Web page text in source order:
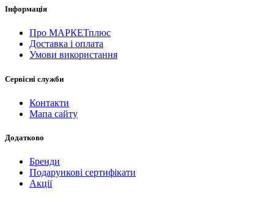
Інформація
Про МАРКЕТплюс
Доставка і оплата
Умови використання
Сервісні служби
Контакти
Мапа сайту
Додатково
Бренди
Подарункові сертифікати
Акції